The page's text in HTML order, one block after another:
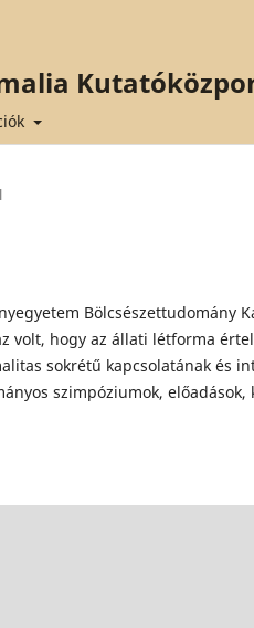
Bölcsészettudomány
volt, hogy az állati létforma
sokrétű kapcsolatának és
szimpóziumok,